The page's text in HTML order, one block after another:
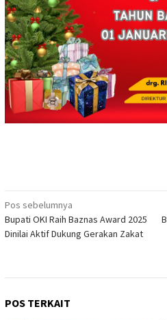
Navigasi
pos
Pos sebelumnya
Bupati OKI Raih Baznas Award 2025
Dinilai Aktif Dukung Gerakan Zakat
POS TERKAIT